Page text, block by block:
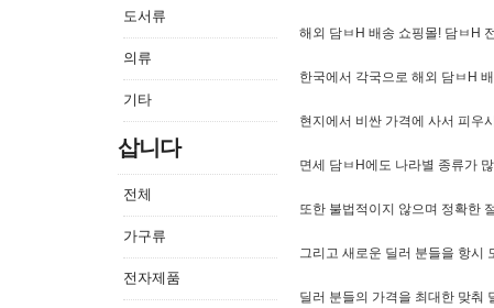
도서류
의류
기타
삽니다
전체
가구류
전자제품
해외 담ㅂH 배송 쇼핑몰! 담ㅂH
한국에서 각국으로 해외 담ㅂH
현지에서 비싼 가격에 사서 피우
면세 담ㅂH에도 나라별 종류가
또한 불법적이지 않으며 정확한
그리고 새로운 딜러 분들을 항시
딜러 분들의 가격을 최대한 맞춰